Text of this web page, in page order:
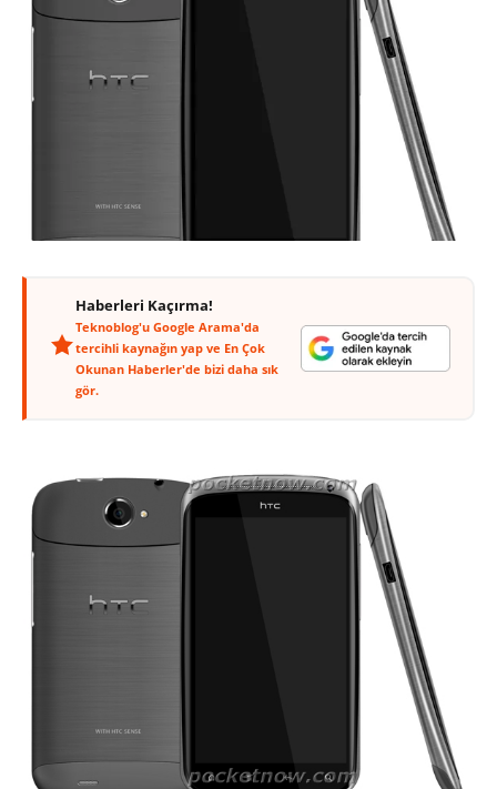
Haberleri Kaçırma!
Teknoblog'u Google Arama'da
tercihli kaynağın yap ve En Çok
Okunan Haberler'de bizi daha sık
gör.